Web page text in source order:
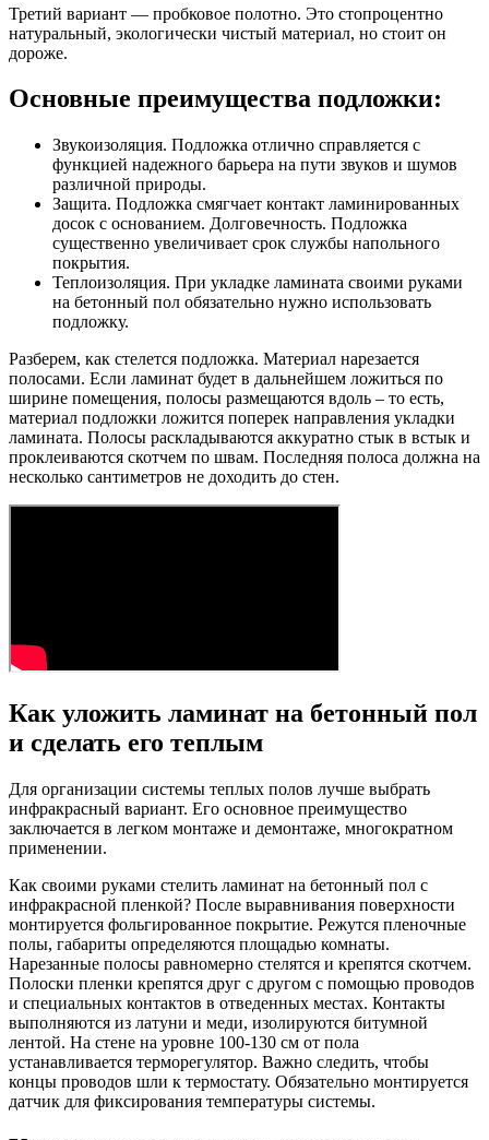
Третий вариант — пробковое полотно. Это стопроцентно
натуральный, экологически чистый материал, но стоит он
дороже.
Основные преимущества подложки:
Звукоизоляция. Подложка отлично справляется с
функцией надежного барьера на пути звуков и шумов
различной природы.
Защита. Подложка смягчает контакт ламинированных
досок с основанием. Долговечность. Подложка
существенно увеличивает срок службы напольного
покрытия.
Теплоизоляция. При укладке ламината своими руками
на бетонный пол обязательно нужно использовать
подложку.
Разберем, как стелется подложка. Материал нарезается
полосами. Если ламинат будет в дальнейшем ложиться по
ширине помещения, полосы размещаются вдоль – то есть,
материал подложки ложится поперек направления укладки
ламината. Полосы раскладываются аккуратно стык в встык и
проклеиваются скотчем по швам. Последняя полоса должна на
несколько сантиметров не доходить до стен.
Как уложить ламинат на бетонный пол
и сделать его теплым
Для организации системы теплых полов лучше выбрать
инфракрасный вариант. Его основное преимущество
заключается в легком монтаже и демонтаже, многократном
применении.
Как своими руками стелить ламинат на бетонный пол с
инфракрасной пленкой? После выравнивания поверхности
монтируется фольгированное покрытие. Режутся пленочные
полы, габариты определяются площадью комнаты.
Нарезанные полосы равномерно стелятся и крепятся скотчем.
Полоски пленки крепятся друг с другом с помощью проводов
и специальных контактов в отведенных местах. Контакты
выполняются из латуни и меди, изолируются битумной
лентой. На стене на уровне 100-130 см от пола
устанавливается терморегулятор. Важно следить, чтобы
концы проводов шли к термостату. Обязательно монтируется
датчик для фиксирования температуры системы.